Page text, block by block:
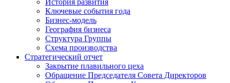
Ключевые события года
Бизнес-модель
География бизнеса
Структура Группы
Схема производства
Стратегический отчет
Закрытие плавильного цеха
Обращение Председателя Совета Директоров